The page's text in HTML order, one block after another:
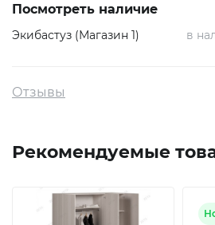
Посмотреть наличие
Экибастуз (Магазин 1) в
Отзывы
Рекомендуемые